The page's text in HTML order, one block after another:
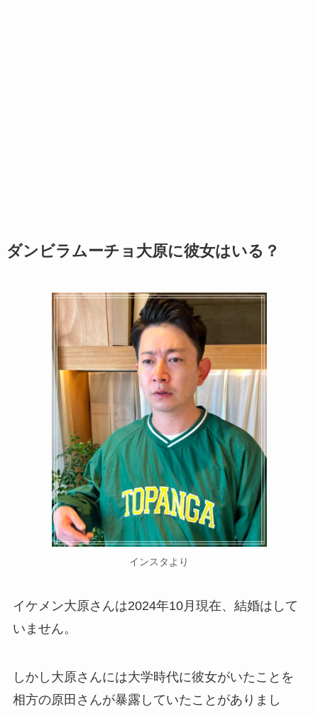
ダンビラムーチョ大原に彼女はいる？
インスタより
イケメン大原さんは2024年10月現在、結婚はして
いません。
しかし大原さんには大学時代に彼女がいたことを
相方の原田さんが暴露していたことがありまし